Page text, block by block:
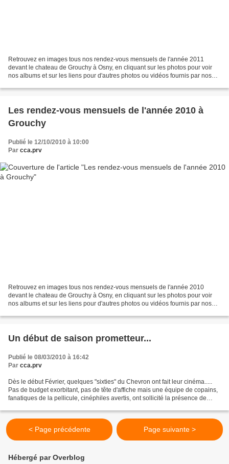
Retrouvez en images tous nos rendez-vous mensuels de l'année 2011
devant le chateau de Grouchy à Osny, en cliquant sur les photos pour voir
nos albums et sur les liens pour d'autres photos ou vidéos fournis par nos
Les rendez-vous mensuels de l'année 2010 à
Grouchy
Publié le 12/10/2010 à 10:00
Par cca.prv
Retrouvez en images tous nos rendez-vous mensuels de l'année 2010
devant le chateau de Grouchy à Osny, en cliquant sur les photos pour voir
nos albums et sur les liens pour d'autres photos ou vidéos fournis par nos
Un début de saison prometteur...
Publié le 08/03/2010 à 16:42
Par cca.prv
Dès le début Février, quelques "sixties" du Chevron ont fait leur cinéma.....
Pas de budget exorbitant, pas de tête d'affiche mais une équipe de copains,
fanatiques de la pellicule, cinéphiles avertis, ont sollicité la présence de
< Page précédente Page suivante >
Hébergé par Overblog